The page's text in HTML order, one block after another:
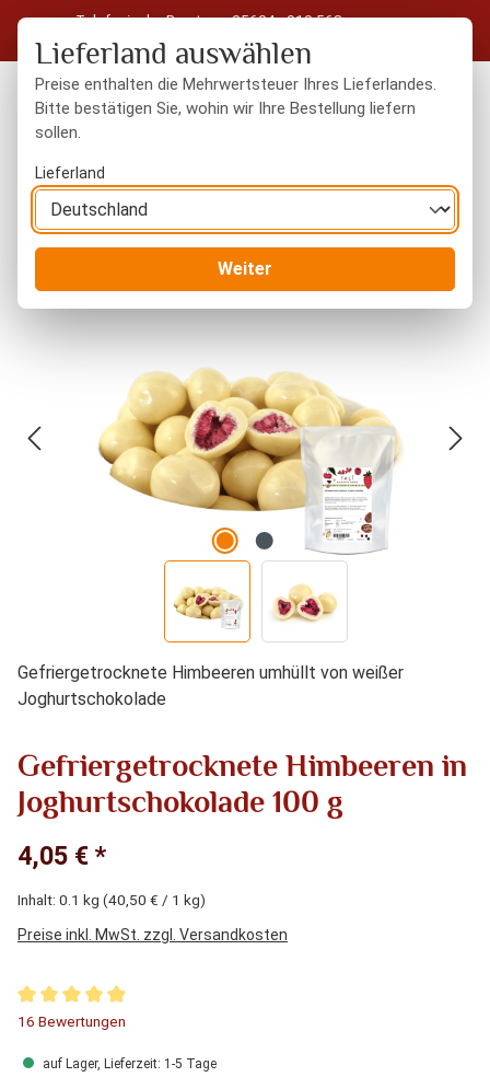
Zum Hauptinhalt springen
Telefonische Beratung: 05604 - 919 563
Kostenloser Versand in Deutschland ab 50 € Warenwert
Gefriergetrocknete Himbeeren umhüllt von weißer
Joghurtschokolade
Gefriergetrocknete Himbeeren in
Joghurtschokolade 100 g
4,05 € *
Inhalt: 0.1 kg (40,50 € / 1 kg)
Preise inkl. MwSt. zzgl. Versandkosten
Durchschnittliche Bewertung von 4.91 von 5 Sternen
16 Bewertungen
auf Lager, Lieferzeit: 1-5 Tage
Lieferland auswählen
Preise enthalten die Mehrwertsteuer Ihres Lieferlandes.
Bitte bestätigen Sie, wohin wir Ihre Bestellung liefern
sollen.
Lieferland
Weiter